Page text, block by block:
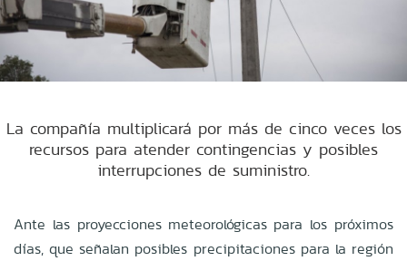
La compañía multiplicará por más de cinco veces los
recursos para atender contingencias y posibles
interrupciones de suministro.
Ante las proyecciones meteorológicas para los próximos
días, que señalan posibles precipitaciones para la región